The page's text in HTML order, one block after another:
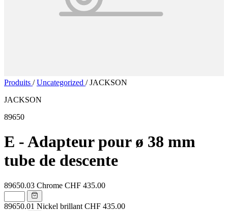
Produits / Uncategorized / JACKSON
JACKSON
89650
E - Adapteur pour ø 38 mm
tube de descente
89650.03 Chrome CHF 435.00
89650.01 Nickel brillant CHF 435.00